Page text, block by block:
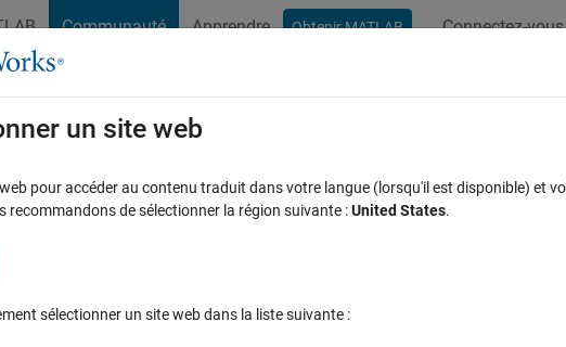
Communauté Apprendre Obtenir MATLAB Connectez-vous
Cody
Parcourir
session
un site web
pour accéder au contenu traduit dans votre langue (lorsqu'il est disponible) et
recommandons de sélectionner la région suivante :United States.
sélectionner un site web dans la liste suivante :